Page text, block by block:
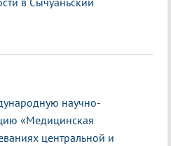
научно-
«Медицинская
центральной и